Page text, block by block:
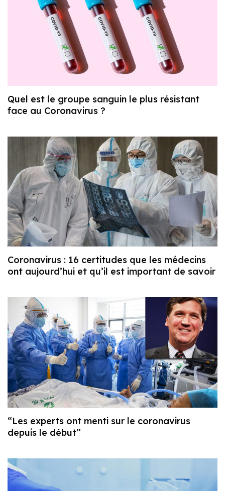
Quel est le groupe sanguin le plus résistant
face au Coronavirus ?
Coronavirus : 16 certitudes que les médecins
ont aujourd’hui et qu’il est important de savoir
“Les experts ont menti sur le coronavirus
depuis le début”